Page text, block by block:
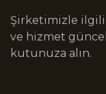
Şirketimizle ilgili
ve hizmet
kutunuza alın.